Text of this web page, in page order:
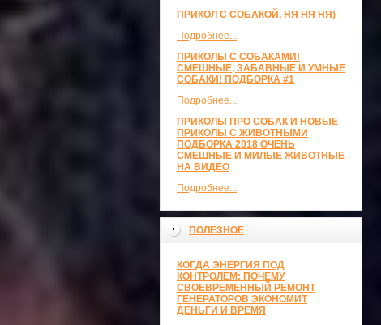
ПРИКОЛ С СОБАКОЙ, НЯ НЯ НЯ)
Подробнее...
ПРИКОЛЫ С СОБАКАМИ!
СМЕШНЫЕ, ЗАБАВНЫЕ И УМНЫЕ
СОБАКИ! ПОДБОРКА #1
Подробнее...
ПРИКОЛЫ ПРО СОБАК И НОВЫЕ
ПРИКОЛЫ С ЖИВОТНЫМИ
ПОДБОРКА 2018 ОЧЕНЬ
СМЕШНЫЕ И МИЛЫЕ ЖИВОТНЫЕ
НА ВИДЕО
Подробнее...
ПОЛЕЗНОЕ
КОГДА ЭНЕРГИЯ ПОД
КОНТРОЛЕМ: ПОЧЕМУ
СВОЕВРЕМЕННЫЙ РЕМОНТ
ГЕНЕРАТОРОВ ЭКОНОМИТ
ДЕНЬГИ И ВРЕМЯ